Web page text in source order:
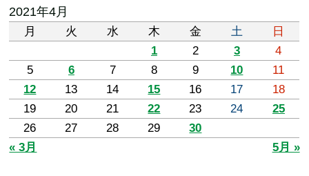
2021年4月
月 火 水 木 金 土
日
1
2 3
4
5
6 7 8 9 10
11
12
13 14 15 16 17
18
19
20 21 22 23 24
25
26
27 28 29
30
« 3月
5月 »